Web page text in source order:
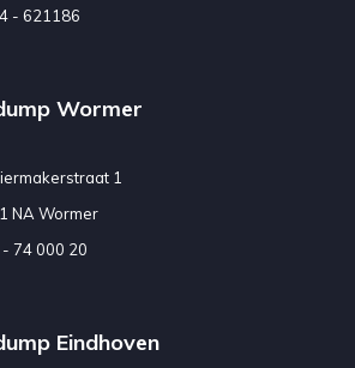
- 621186
Wormer
1
NA Wormer
74 000 20
Eindhoven